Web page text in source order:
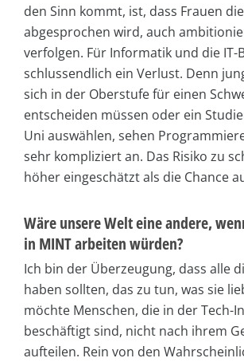
den Sinn kommt, ist, dass Frauen
abgesprochen wird, auch
verfolgen. Für Informatik und die IT-
schlussendlich ein Verlust. Denn
sich in der Oberstufe für einen
entscheiden müssen oder ein
Uni auswählen, sehen
sehr kompliziert an. Das Risiko zu
höher eingeschätzt als die Chance
Wäre unsere Welt eine andere,
in MINT arbeiten würden?
Ich bin der Überzeugung, dass alle
haben sollten, das zu tun, was sie
möchte Menschen, die in der Tech-
beschäftigt sind, nicht nach ihrem
aufteilen. Rein von den